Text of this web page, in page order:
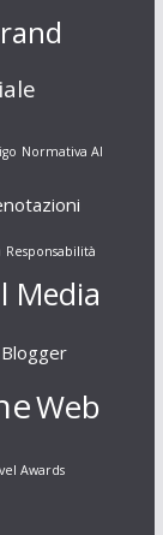
Normativa AI
Responsabilità
Media
Web
Awards